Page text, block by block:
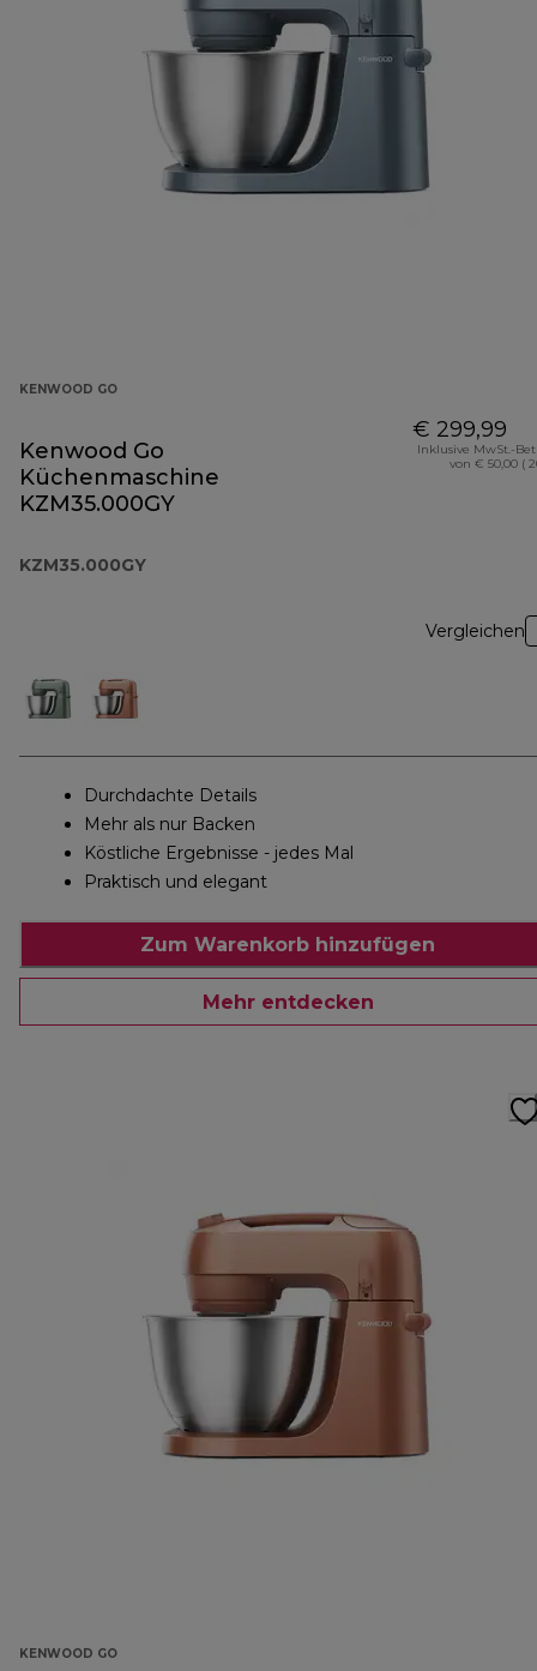
KENWOOD GO
Kenwood Go
Küchenmaschine
KZM35.000GY
KZM35.000GY
€ 299,99
Inklusive MwSt.-
von € 50,00 (
Vergleichen
Durchdachte Details
Mehr als nur Backen
Köstliche Ergebnisse - jedes Mal
Praktisch und elegant
Zum Warenkorb hinzufügen
Mehr entdecken
KENWOOD GO